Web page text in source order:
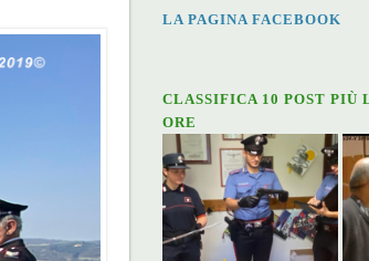
LA PAGINA FACEBOOK
CLASSIFICA 10 POST
ORE